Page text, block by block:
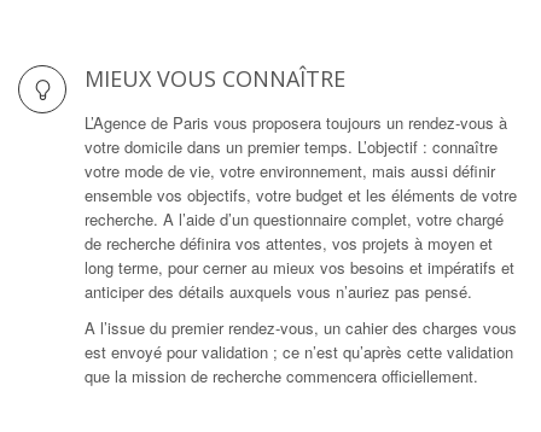
MIEUX VOUS CONNAÎTRE
L’Agence de Paris vous proposera toujours un rendez-vous à
votre domicile dans un premier temps. L’objectif : connaître
votre mode de vie, votre environnement, mais aussi définir
ensemble vos objectifs, votre budget et les éléments de votre
recherche. A l’aide d’un questionnaire complet, votre chargé
de recherche définira vos attentes, vos projets à moyen et
long terme, pour cerner au mieux vos besoins et impératifs et
anticiper des détails auxquels vous n’auriez pas pensé.
A l’issue du premier rendez-vous, un cahier des charges vous
est envoyé pour validation ; ce n’est qu’après cette validation
que la mission de recherche commencera officiellement.